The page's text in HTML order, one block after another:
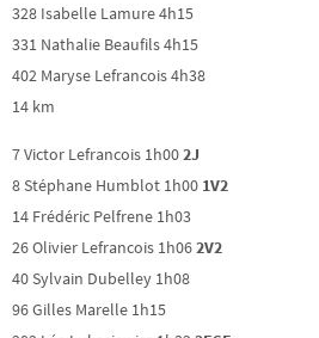
328 Isabelle Lamure 4h15
331 Nathalie Beaufils 4h15
402 Maryse Lefrancois 4h38
14 km
7 Victor Lefrancois 1h002J
8 Stéphane Humblot 1h00 1V2
14 Frédéric Pelfrene 1h03
26 Olivier Lefrancois 1h062V2
40 Sylvain Dubelley 1h08
96 Gilles Marelle 1h15